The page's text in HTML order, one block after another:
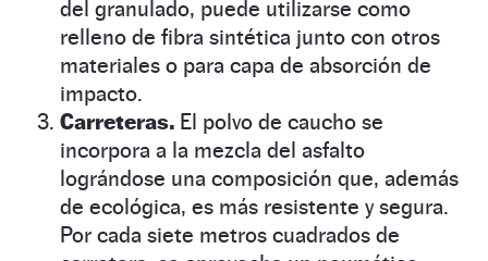
del granulado, puede utilizarse como
relleno de fibra sintética junto con otros
materiales o para capa de absorción de
impacto.
Carreteras. El polvo de caucho se
incorpora a la mezcla del asfalto
lográndose una composición que, además
de ecológica, es más resistente y segura.
Por cada siete metros cuadrados de